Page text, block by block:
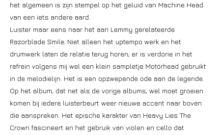
het algemeen is zijn stempel op het geluid van Machine Head
van een iets andere aard.
Luister maar eens naar het aan Lemmy gerelateerde
Razorblade Smile. Niet alleen het uptempo werk en het
drumwerk laten de relatie terug horen; er is verdorie in het
refrein volgens mij wel een klein sampletje Motörhead gebruikt
in de melodielijn. Het is een opzwepende ode aan de legende.
Op het album, dat net als de vorige albums, wel moet groeien
komen bij iedere luisterbeurt weer nieuwe accent naar boven
die aanspreken. Het epische karakter van Heavy Lies The
Crown fascineert en het gebruik van violen en cello dat